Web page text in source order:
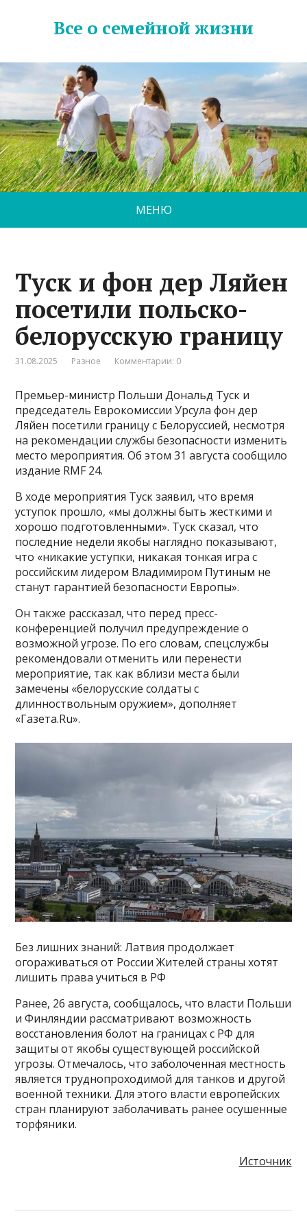
Все о семейной жизни
МЕНЮ
Туск и фон дер Ляйен
посетили польско-
белорусскую границу
31.08.2025 Разное Комментарии: 0
Премьер-министр Польши Дональд Туск и
председатель Еврокомиссии Урсула фон дер
Ляйен посетили границу с Белоруссией, несмотря
на рекомендации службы безопасности изменить
место мероприятия. Об этом 31 августа сообщило
издание RMF 24.
В ходе мероприятия Туск заявил, что время
уступок прошло, «мы должны быть жесткими и
хорошо подготовленными». Туск сказал, что
последние недели якобы наглядно показывают,
что «никакие уступки, никакая тонкая игра с
российским лидером Владимиром Путиным не
станут гарантией безопасности Европы».
Он также рассказал, что перед пресс-
конференцией получил предупреждение о
возможной угрозе. По его словам, спецслужбы
рекомендовали отменить или перенести
мероприятие, так как вблизи места были
замечены «белорусские солдаты с
длинноствольным оружием», дополняет
«Газета.Ru».
Без лишних знаний: Латвия продолжает
огораживаться от России Жителей страны хотят
лишить права учиться в РФ
Ранее, 26 августа, сообщалось, что власти Польши
и Финляндии рассматривают возможность
восстановления болот на границах с РФ для
защиты от якобы существующей российской
угрозы. Отмечалось, что заболоченная местность
является труднопроходимой для танков и другой
военной техники. Для этого власти европейских
стран планируют заболачивать ранее осушенные
торфяники.
Источник